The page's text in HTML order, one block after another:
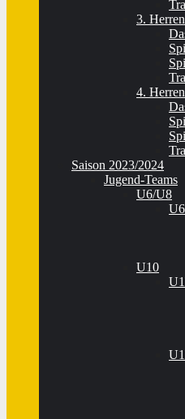
3.
4.
Saison 2023/2024
Jugend-Teams
U6/U8
U10